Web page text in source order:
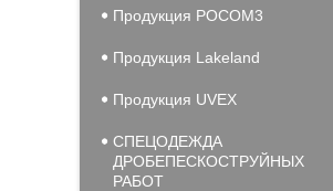
Продукция РОСОМ3
Продукция Lakeland
Продукция UVEX
СПЕЦОДЕЖДА
ДРОБЕПЕСКОСТРУЙНЫХ
РАБОТ